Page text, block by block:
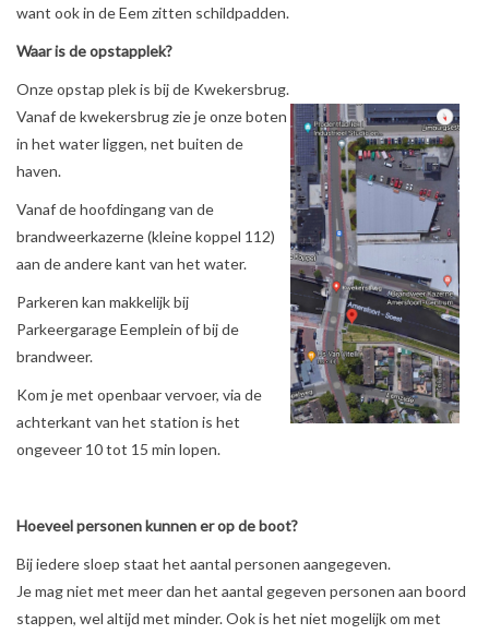
want ook in de Eem zitten schildpadden.
Waar is de opstapplek?
Onze opstap plek is bij de Kwekersbrug.
Vanaf de kwekersbrug zie je onze boten
in het water liggen, net buiten de
haven.
Vanaf de hoofdingang van de
brandweerkazerne (kleine koppel 112)
aan de andere kant van het water.
Parkeren kan makkelijk bij
Parkeergarage Eemplein of bij de
brandweer.
Kom je met openbaar vervoer, via de
achterkant van het station is het
ongeveer 10 tot 15 min lopen.
Hoeveel personen kunnen er op de boot?
Bij iedere sloep staat het aantal personen aangegeven.
Je mag niet met meer dan het aantal gegeven personen aan boord
stappen, wel altijd met minder. Ook is het niet mogelijk om met